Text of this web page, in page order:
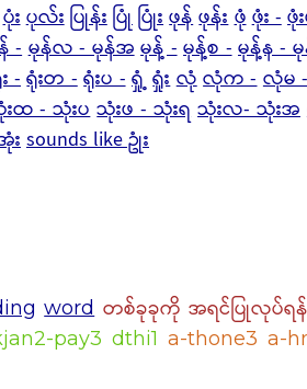
ပုံးပုလ်းပြုန်းပြုံပြုံးဖုန်ဖုန်းဖုံဖုံး -ဖုံ
-မုန်လ - မုန်အမုန့် -မုန့်စ -မုန့်န -
-ရုံးတ -ရုံးပ -ရှုံ့ ရှုံးလုံလုံက -လုံမ
ထ - သုံးပ သုံးဖ - သုံးရ သုံးလ- သုံးအ
းsounds like ဥုံး
word တစ်ခုခုကို အရင်ပြုလုပ်ရန်
pay3 dthi1 a-thone3 a-